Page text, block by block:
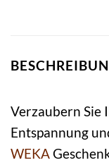
Verzaubern Sie
Entspannung
WEKA